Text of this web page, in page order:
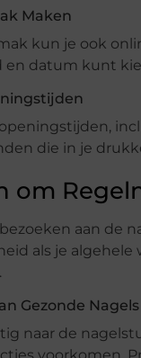
Maken
kun je ook
en datum kunt
die in je
om
aan de
als je
Gezonde Nagels
naar de